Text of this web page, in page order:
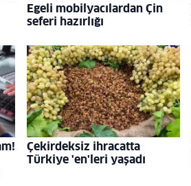
Egeli mobilyacılardan Çin
seferi hazırlığı
Çekirdeksiz ihracatta
Türkiye 'en'leri yaşadı